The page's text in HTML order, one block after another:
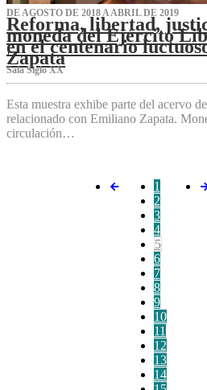
DE AGOSTO DE 2018 A ABRIL DE 2019
Reforma, libertad,
moneda del Ejército
en el centenario
Zapata
Sala Siglo XX
Esta muestra exhibe parte del acervo
relacionado con Emiliano Zapata.
circulación…
1
2
3
4
5
6
7
8
9
10
11
12
13
14